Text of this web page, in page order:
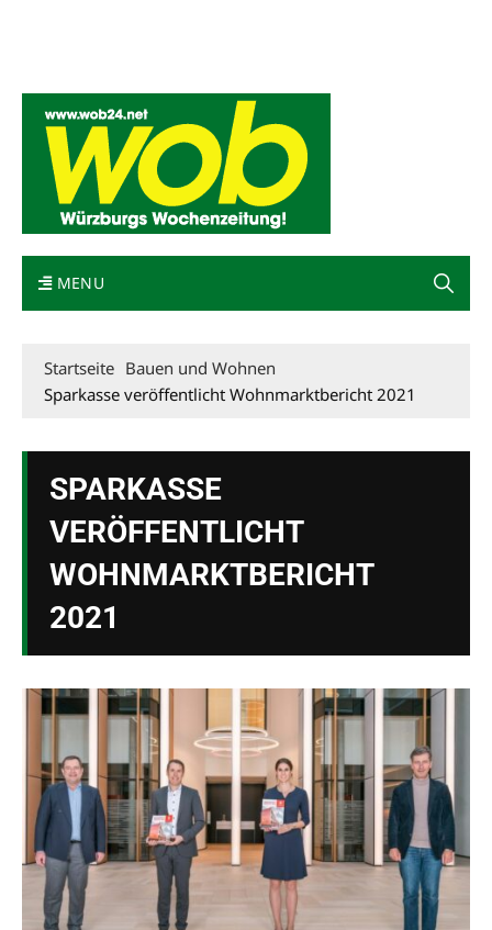
MENU
Startseite Bauen und Wohnen
Sparkasse veröffentlicht Wohnmarktbericht 2021
SPARKASSE
VERÖFFENTLICHT
WOHNMARKTBERICHT
2021